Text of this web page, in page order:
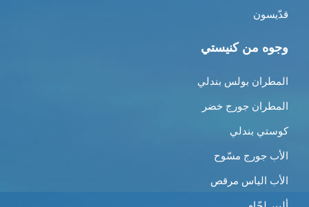
قدّيسون
وجوه من كنيستي
المطران بولس بندلي
المطران جورج خضر
كوستي بندلي
الأب جورج مسّوح
الأب الياس مرقص